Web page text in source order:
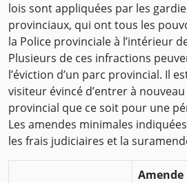
lois sont appliquées par les
provinciaux, qui ont tous les
la Police provinciale à l’intérieur
Plusieurs de ces infractions
l’éviction d’un parc provincial. Il
visiteur évincé d’entrer à
provincial que ce soit pour une
Les amendes minimales
les frais judiciaires et la
Amende